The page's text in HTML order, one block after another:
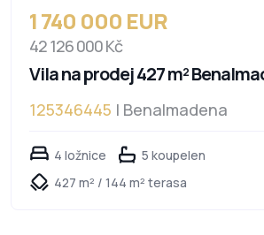
1 740 000 EUR
42 126 000 Kč
Vila na prodej 427 m²
125346445 | Benalmadena
4 ložnice
5 koupelen
427 m² / 144 m² terasa